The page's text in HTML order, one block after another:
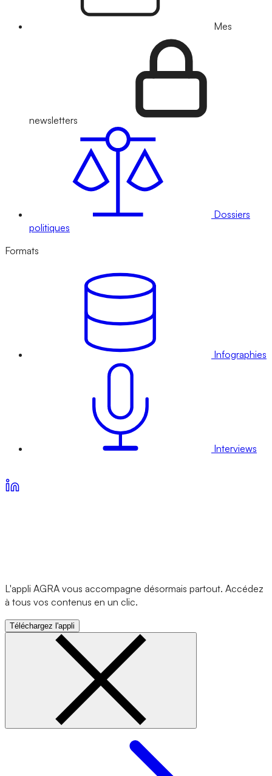
Mes
newsletters
Dossiers
politiques
Formats
Infographies
Interviews
L'appli AGRA vous accompagne désormais partout. Accédez
à tous vos contenus en un clic.
Téléchargez l'appli